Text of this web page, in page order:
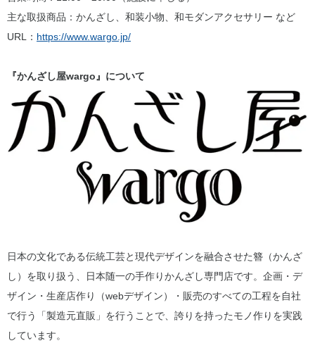
主な取扱商品：かんざし、和装小物、和モダンアクセサリー など
URL： https://www.wargo.jp/
『かんざし屋wargo』について
日本の文化である伝統工芸と現代デザインを融合させた簪（かんざ
し）を取り扱う、日本随一の手作りかんざし専門店です。企画・デ
ザイン・生産店作り（webデザイン）・販売のすべての工程を自社
で行う「製造元直販」を行うことで、誇りを持ったモノ作りを実践
しています。